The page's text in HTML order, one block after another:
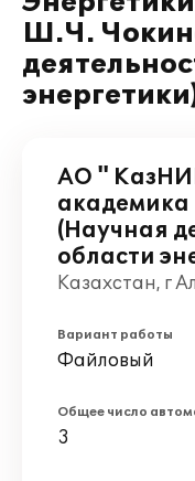
Ш.Ч.
АО "
(Научная
области
Казахстан, г
Вариант работы
Файловый
Общее число
3